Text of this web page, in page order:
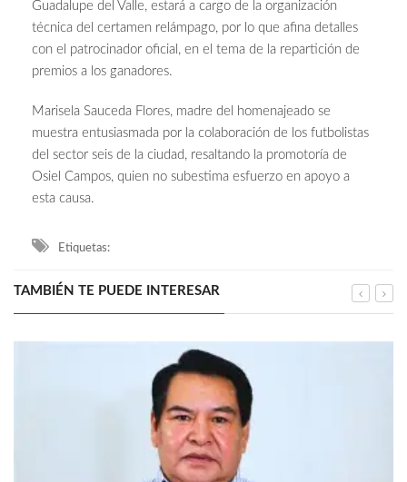
Guadalupe del Valle, estará a cargo de la organización
técnica del certamen relámpago, por lo que afina detalles
con el patrocinador oficial, en el tema de la repartición de
premios a los ganadores.
Marisela Sauceda Flores, madre del homenajeado se
muestra entusiasmada por la colaboración de los futbolistas
del sector seis de la ciudad, resaltando la promotoría de
Osiel Campos, quien no subestima esfuerzo en apoyo a
esta causa.
Etiquetas:
TAMBIÉN TE PUEDE INTERESAR